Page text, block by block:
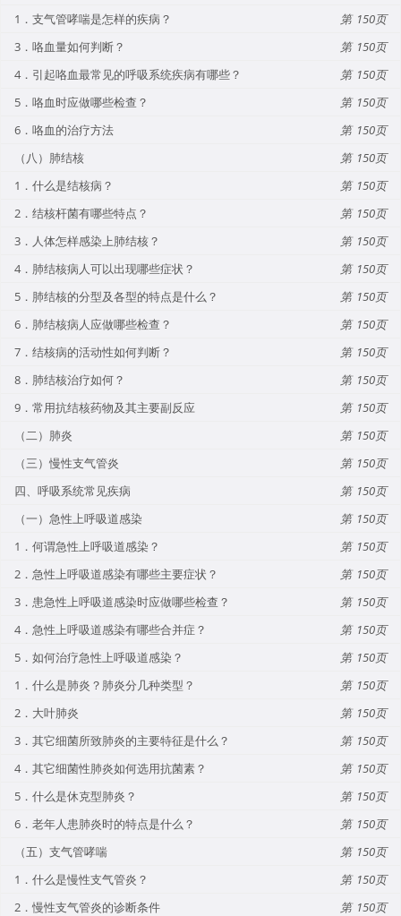
1．支气管哮喘是怎样的疾病？
150
3．咯血量如何判断？
150
4．引起咯血最常见的呼吸系统疾病有哪些？
150
5．咯血时应做哪些检查？
150
6．咯血的治疗方法
150
（八）肺结核
150
1．什么是结核病？
150
2．结核杆菌有哪些特点？
150
3．人体怎样感染上肺结核？
150
4．肺结核病人可以出现哪些症状？
150
5．肺结核的分型及各型的特点是什么？
150
6．肺结核病人应做哪些检查？
150
7．结核病的活动性如何判断？
150
8．肺结核治疗如何？
150
9．常用抗结核药物及其主要副反应
150
（二）肺炎
150
（三）慢性支气管炎
150
四、呼吸系统常见疾病
150
（一）急性上呼吸道感染
150
1．何谓急性上呼吸道感染？
150
2．急性上呼吸道感染有哪些主要症状？
150
3．患急性上呼吸道感染时应做哪些检查？
150
4．急性上呼吸道感染有哪些合并症？
150
5．如何治疗急性上呼吸道感染？
150
1．什么是肺炎？肺炎分几种类型？
150
2．大叶肺炎
150
3．其它细菌所致肺炎的主要特征是什么？
150
4．其它细菌性肺炎如何选用抗菌素？
150
5．什么是休克型肺炎？
150
6．老年人患肺炎时的特点是什么？
150
（五）支气管哮喘
150
1．什么是慢性支气管炎？
150
2．慢性支气管炎的诊断条件
150